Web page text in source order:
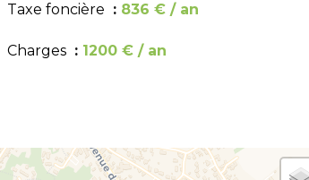
Taxe foncière 836 € / an
Charges 1200 € / an